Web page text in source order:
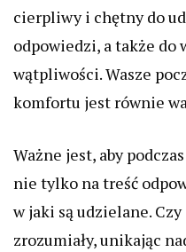
cierpliwy i chętny do
odpowiedzi, a także
wątpliwości. Wasze
komfortu jest równie
Ważne jest, aby
nie tylko na treść
w jaki są udzielane.
zrozumiały, unikając